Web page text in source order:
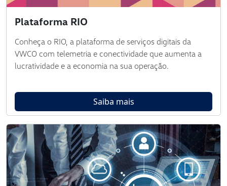
Plataforma RIO
Conheça o RIO, a plataforma de serviços digitais da
VWCO com telemetria e conectividade que aumenta a
lucratividade e a economia na sua operação.
Saiba mais